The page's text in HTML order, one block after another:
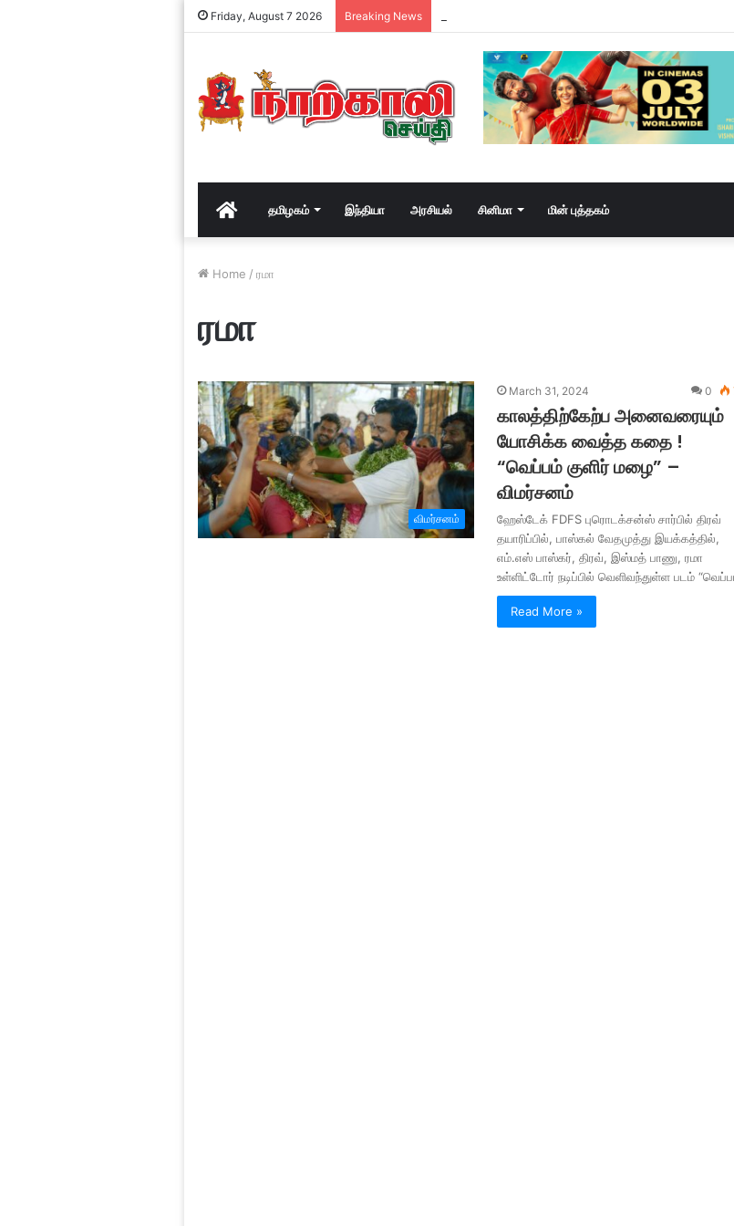
Friday, August 7 2026 Breaking News
Homeதமிழகம் இந்தியா அரசியல் சினிமா மின் புத்தகம்
Home / ரமா
ரமா
விமர்சனம்
March 31, 2024 0
காலத்திற்கேற்ப அனைவரையும்
யோசிக்க வைத்த கதை !
“வெப்பம் குளிர் மழை” –
விமர்சனம்
ஹேஸ்டேக் FDFS புரொடக்சன்ஸ் சார்பில் திரவ்
தயாரிப்பில், பாஸ்கல் வேதமுத்து இயக்கத்தில்,
எம்.எஸ் பாஸ்கர், திரவ், இஸ்மத் பாணு, ரமா
உள்ளிட்டோர் நடிப்பில் வெளிவந்துள்ள படம்
Read More »